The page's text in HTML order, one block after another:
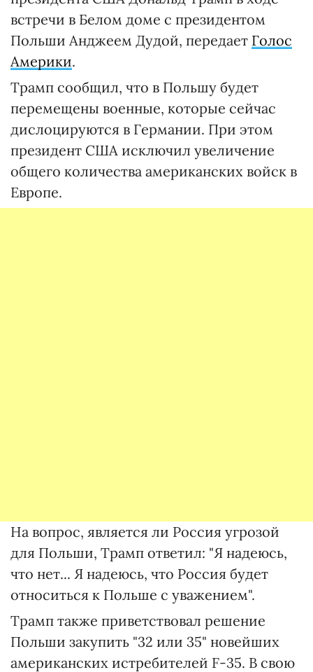
встречи в Белом доме с президентом
Польши Анджеем Дудой, передает Голос
Америки.
Трамп сообщил, что в Польшу будет
перемещены военные, которые сейчас
дислоцируются в Германии. При этом
президент США исключил увеличение
общего количества американских войск в
Европе.
На вопрос, является ли Россия угрозой
для Польши, Трамп ответил: "Я надеюсь,
что нет... Я надеюсь, что Россия будет
относиться к Польше с уважением".
Трамп также приветствовал решение
Польши закупить "32 или 35" новейших
американских истребителей F-35. В свою